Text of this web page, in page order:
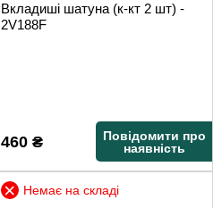
Вкладиші шатуна (к-кт 2 шт) -
2V188F
460₴
Повідомити про
наявність
Немає на складі